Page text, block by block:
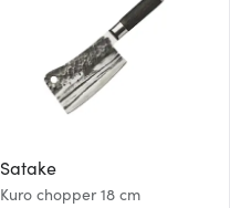
Satake
Kuro chopper 18 cm